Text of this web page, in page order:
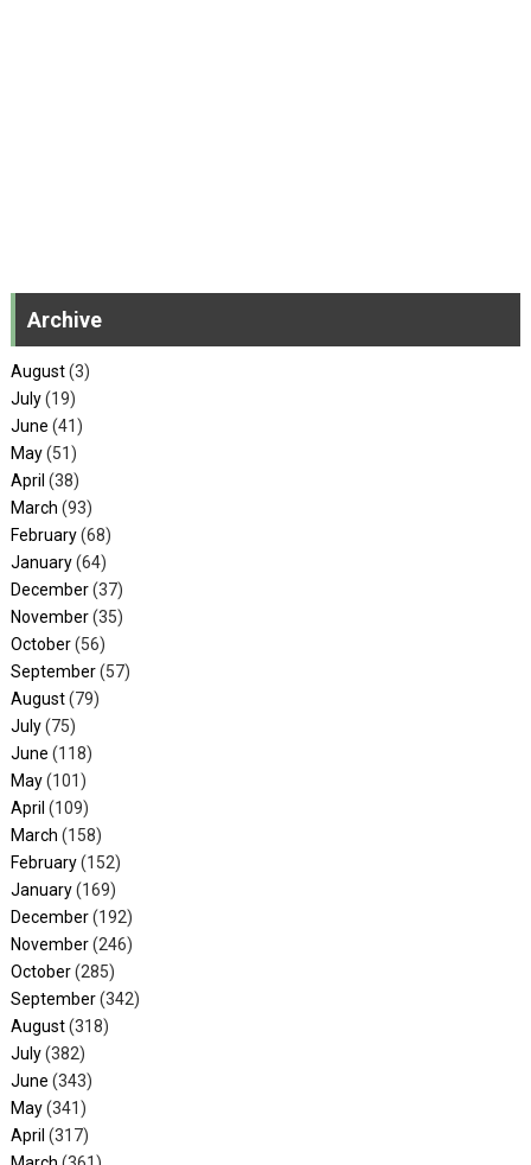
Archive
August(3)
July(19)
June (41)
May(51)
April (38)
March (93)
February(68)
January(64)
December(37)
November(35)
October(56)
September(57)
August(79)
July(75)
June (118)
May(101)
April (109)
March (158)
February(152)
January(169)
December(192)
November(246)
October(285)
September(342)
August(318)
July(382)
June (343)
May(341)
April (317)